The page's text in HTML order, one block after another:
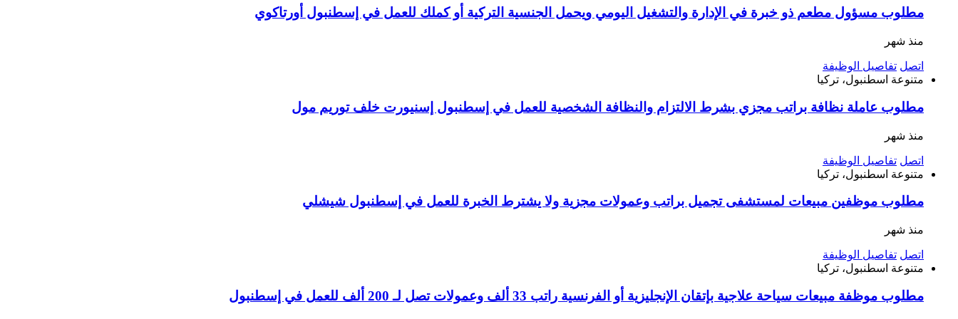
مطلوب مسؤول مطعم ذو خبرة في الإدارة والتشغيل اليومي ويحمل الجنسية التركية أو كملك للعمل في إسطنبول أورتاكوي
منذ شهر
اتصل تفاصيل الوظيفة
متنوعة اسطنبول، تركيا
مطلوب عاملة نظافة براتب مجزي بشرط الالتزام والنظافة الشخصية للعمل في إسطنبول إسنيورت خلف توريم مول
منذ شهر
اتصل تفاصيل الوظيفة
متنوعة اسطنبول، تركيا
مطلوب موظفين مبيعات لمستشفى تجميل براتب وعمولات مجزية ولا يشترط الخبرة للعمل في إسطنبول شيشلي
منذ شهر
اتصل تفاصيل الوظيفة
متنوعة اسطنبول، تركيا
مطلوب موظفة مبيعات سياحة علاجية بإتقان الإنجليزية أو الفرنسية راتب 33 ألف وعمولات تصل لـ 200 ألف للعمل في إسطنبول